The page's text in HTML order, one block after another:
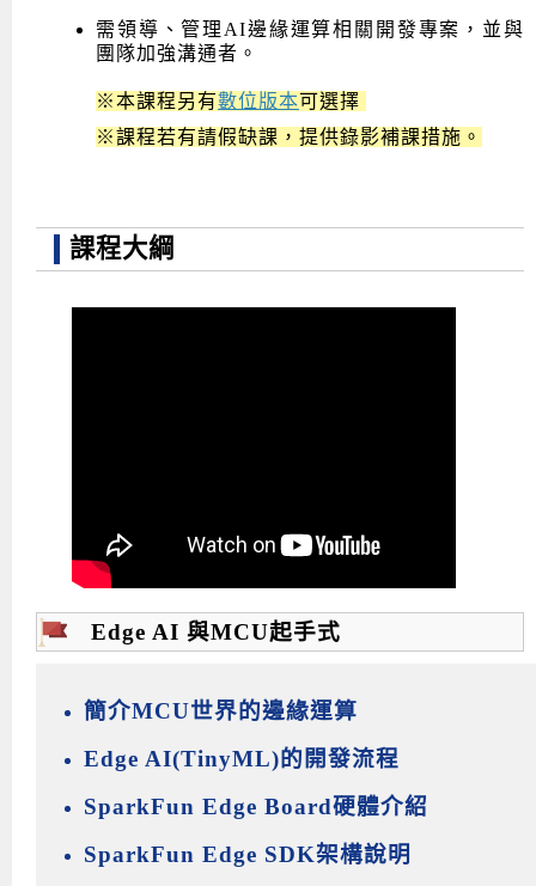
需領導、管理AI邊緣運算相關開發專案，並與
團隊加強溝通者。
※本課程另有數位版本可選擇
※課程若有請假缺課，提供錄影補課措施。
課程大綱
Edge AI 與MCU起手式
簡介MCU世界的邊緣運算
Edge AI(TinyML)的開發流程
SparkFun Edge Board硬體介紹
SparkFun Edge SDK架構說明